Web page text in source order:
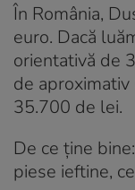
În România,
euro. Dacă
orientativă de
de
35.700 de lei.
De ce ține
piese ieftine,